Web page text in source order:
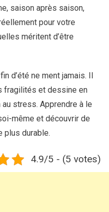
saison après saison,
pour votre
méritent d’être
d’été ne ment jamais. Il
fragilités et dessine en
stress. Apprendre à le
même et découvrir de
plus durable.
4.9/5 - (5 votes)